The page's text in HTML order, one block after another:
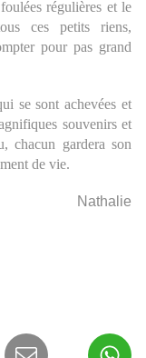
régulières et le
ces petits riens,
pour pas grand
se sont achevées et
souvenirs et
chacun gardera son
de vie.
Nathalie